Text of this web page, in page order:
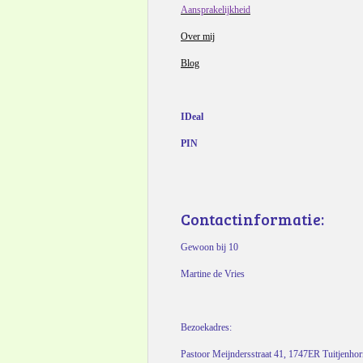
Aansprakelijkheid
Over mij
Blog
IDeal
PIN
Contactinformatie:
Gewoon bij 10
Martine de Vries
Bezoekadres:
Pastoor Meijndersstraat 41, 1747ER